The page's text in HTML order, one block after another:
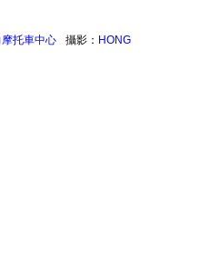
托車中心 攝影： HONG